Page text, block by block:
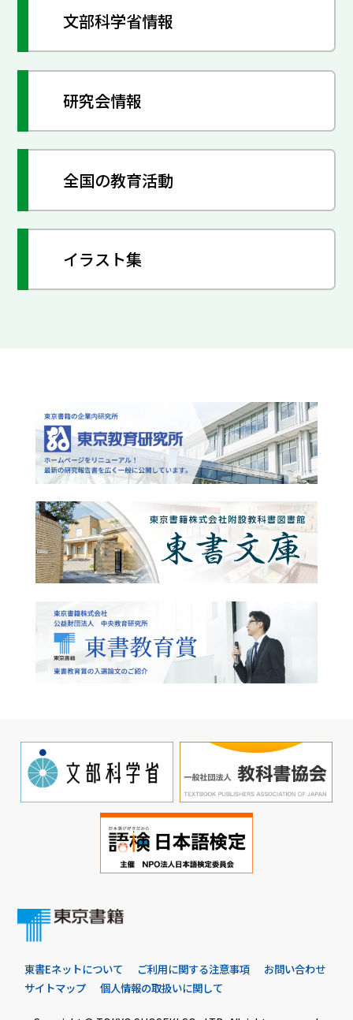
文部科学省情報
研究会情報
全国の教育活動
イラスト集
東書Eネットについて ご利用に関する注意事項
お問い合わせ
サイトマップ
個人情報の取扱いに関して